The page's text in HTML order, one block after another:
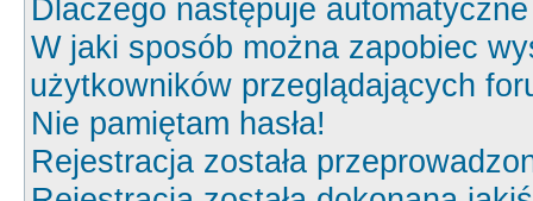
Dlaczego następuje
W jaki sposób można zapobiec
użytkowników przeglądających
Nie pamiętam hasła!
Rejestracja została